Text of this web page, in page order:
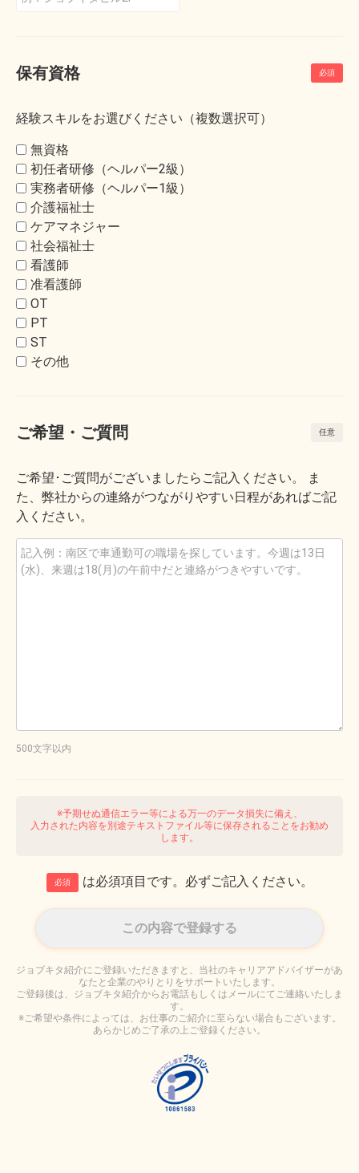
保有資格
経験スキルをお選びください（複数選択可）
無資格
初任者研修（ヘルパー2級）
実務者研修（ヘルパー1級）
介護福祉士
ケアマネジャー
社会福祉士
看護師
准看護師
OT
PT
ST
その他
ご希望・ご質問
ご希望･ご質問がございましたらご記入ください。 ま
た、弊社からの連絡がつながりやすい日程があればご記
入ください。
500文字以内
※予期せぬ通信エラー等による万一のデータ損失に備え、
入力された内容を別途テキストファイル等に保存されることをお勧め
します。
必須 は必須項目です。必ずご記入ください。
ジョブキタ紹介にご登録いただきますと、当社のキャリアアドバイザーがあ
なたと企業のやりとりをサポートいたします。
ご登録後は、ジョブキタ紹介からお電話もしくはメールにてご連絡いたしま
す。
※ご希望や条件によっては、お仕事のご紹介に至らない場合もございます。
あらかじめご了承の上ご登録ください。